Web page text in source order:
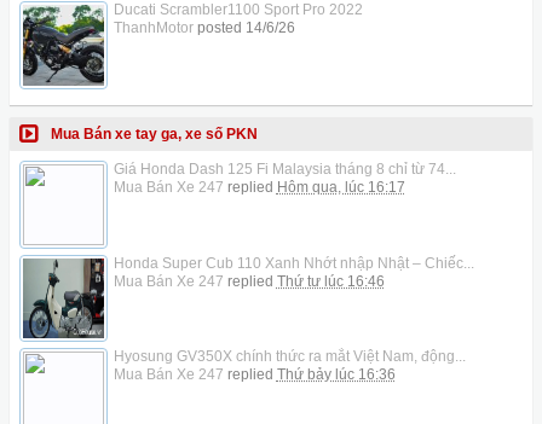
Ducati Scrambler1100 Sport Pro 2022
ThanhMotorposted 14/6/26
Mua Bán xe tay ga, xe số PKN
Giá Honda Dash 125 Fi Malaysia tháng 8 chỉ từ 74...
Mua Bán Xe 247 replied Hôm qua, lúc 16:17
Honda Super Cub 110 Xanh Nhớt nhập Nhật – Chiếc...
Mua Bán Xe 247 replied Thứ tư lúc 16:46
Hyosung GV350X chính thức ra mắt Việt Nam, động...
Mua Bán Xe 247 replied Thứ bảy lúc 16:36